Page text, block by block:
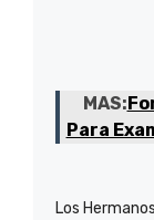
MAS:
Para
Los